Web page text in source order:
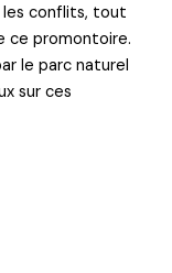
conflits, tout
ce promontoire.
le parc naturel
sur ces